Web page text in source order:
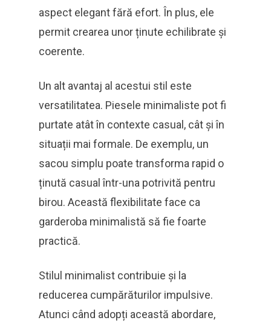
aspect elegant fără efort. În plus, ele
permit crearea unor ținute echilibrate și
coerente.
Un alt avantaj al acestui stil este
versatilitatea. Piesele minimaliste pot fi
purtate atât în contexte casual, cât și în
situații mai formale. De exemplu, un
sacou simplu poate transforma rapid o
ținută casual într-una potrivită pentru
birou. Această flexibilitate face ca
garderoba minimalistă să fie foarte
practică.
Stilul minimalist contribuie și la
reducerea cumpărăturilor impulsive.
Atunci când adopți această abordare,